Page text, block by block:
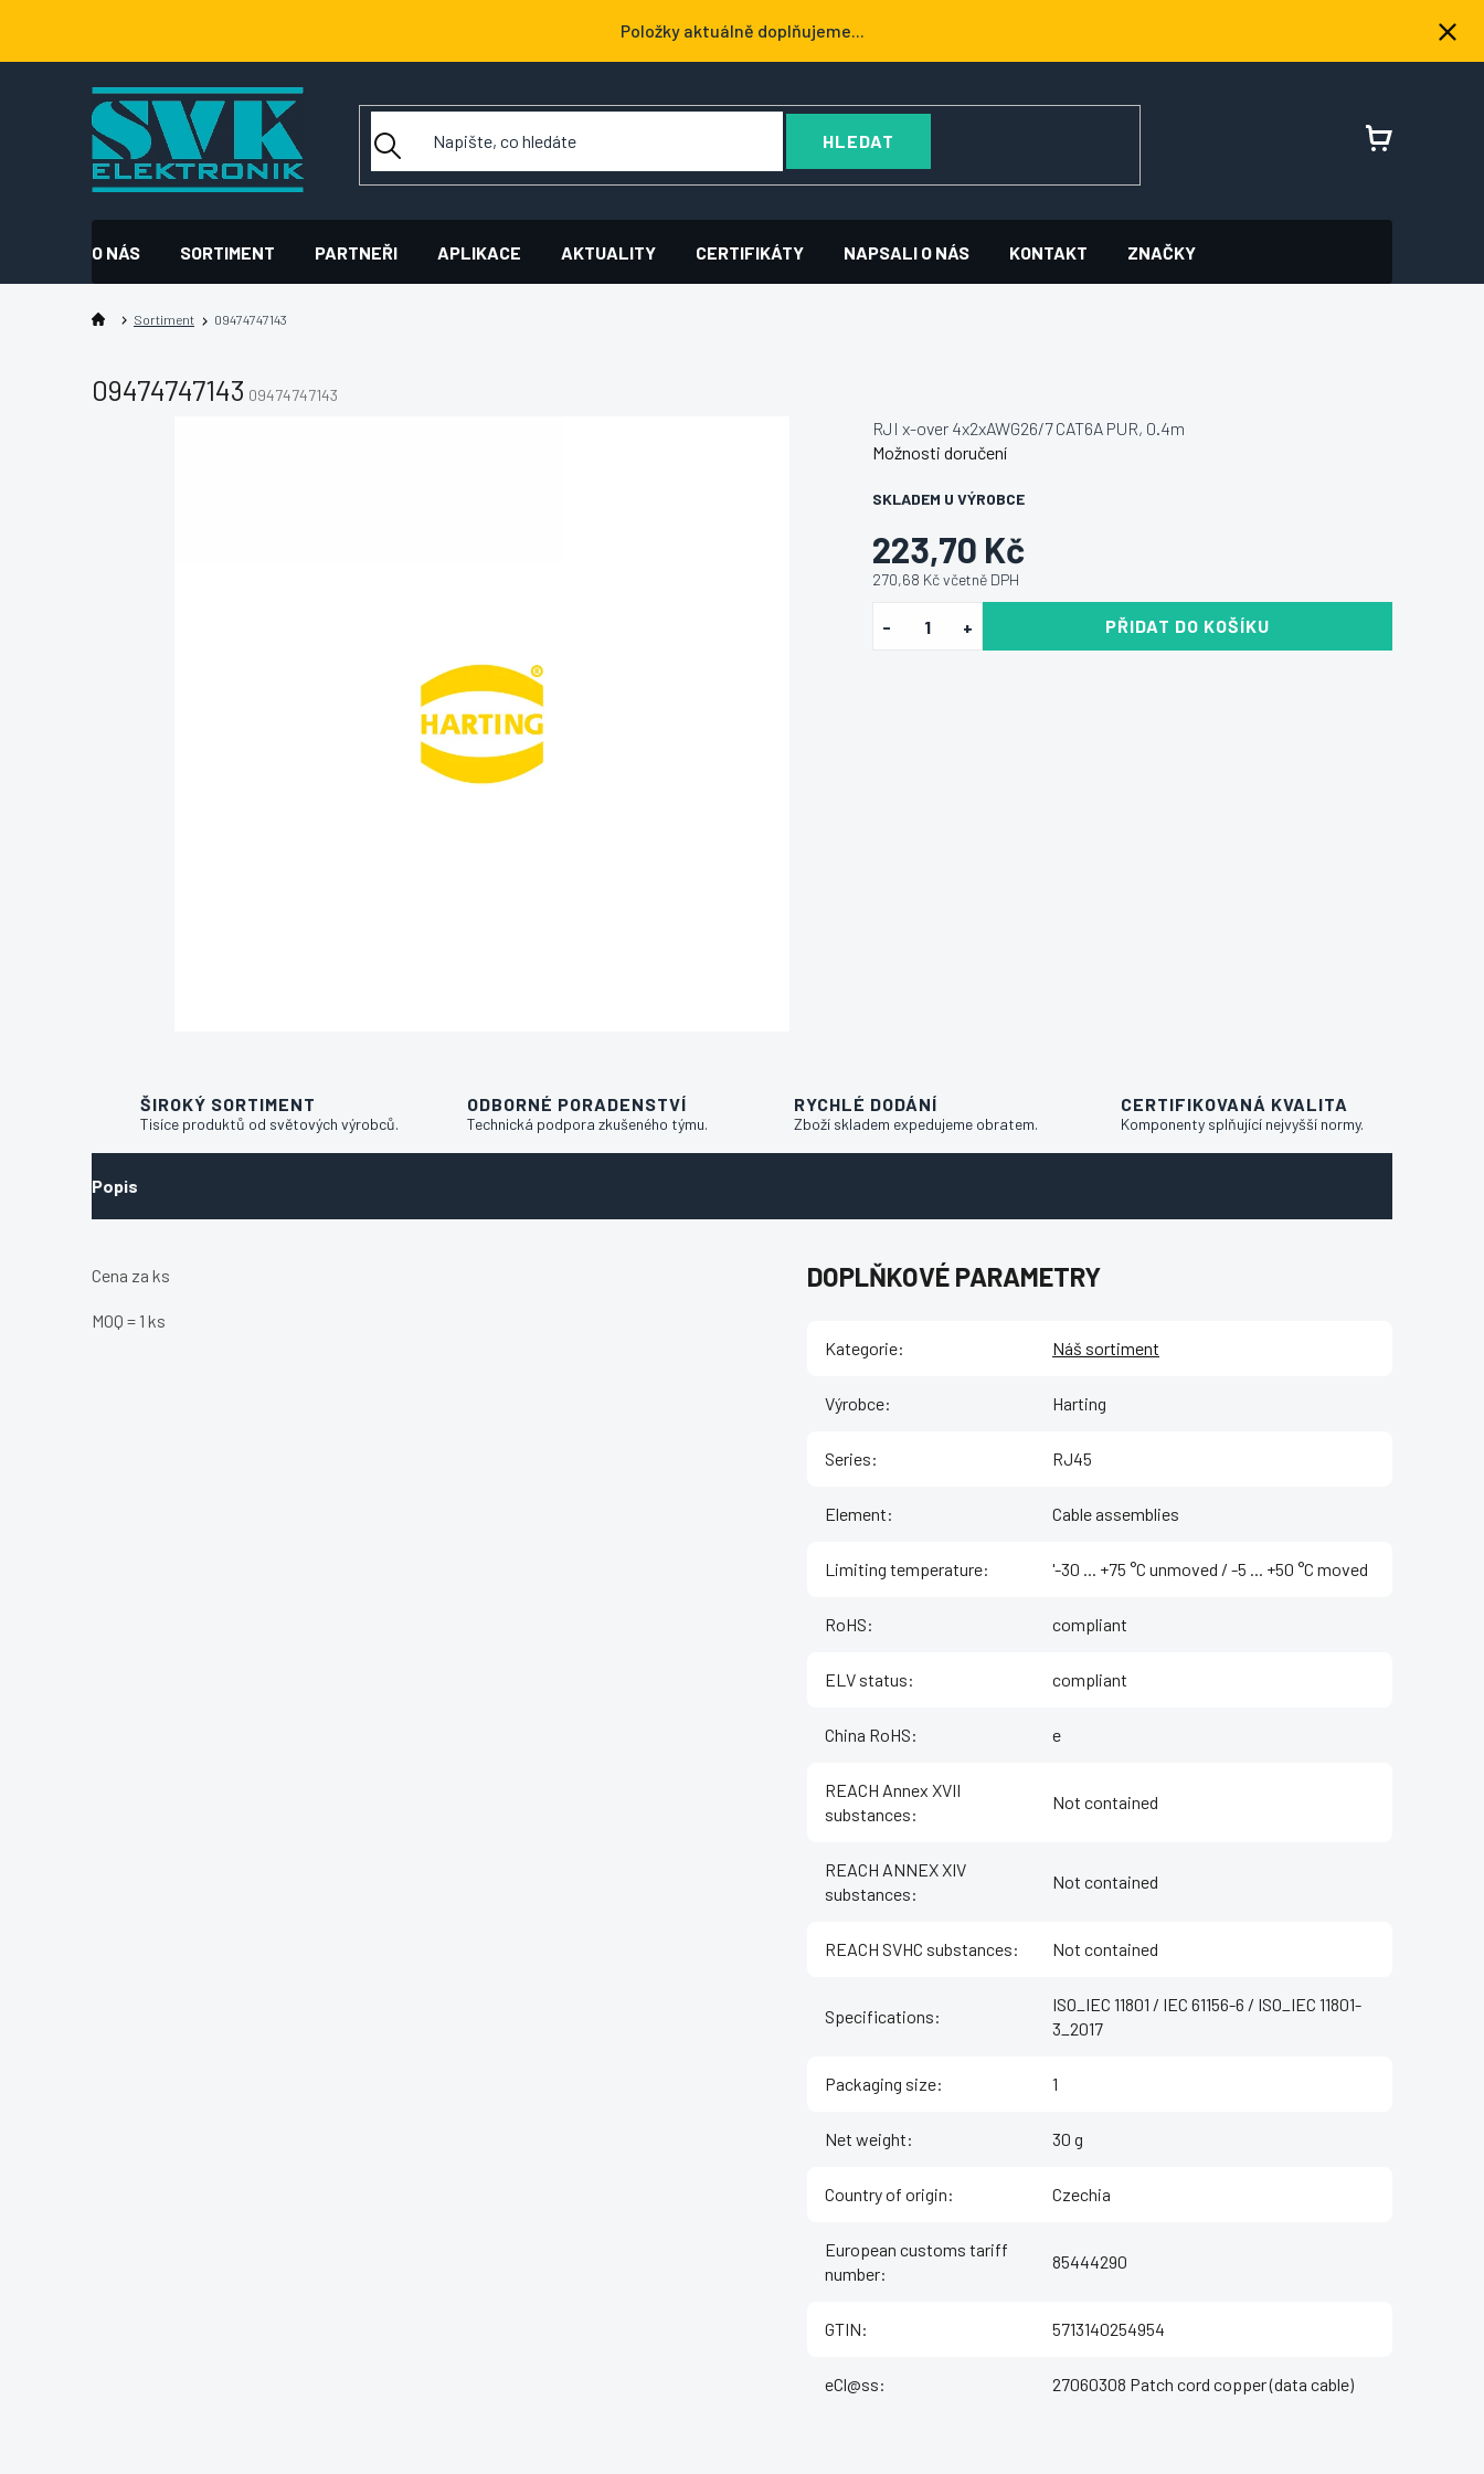
obsah
Položky aktuálně doplňujeme...
HLEDAT
NÁKUPNÍ
O NÁS SORTIMENT PARTNEŘI APLIKACE AKTUALITY CERTIFIKÁTY NAPSALI O NÁS KONTAKT ZNAČKY
Sortiment 09474747143
09474747143 09474747143
223,70 Kč
270,68 Kč včetně DPH
SKLADEM U VÝROBCE
Možnosti doručení
PŘIDAT DO KOŠÍKU
RJI x-over 4x2xAWG26/7 CAT6A PUR, 0.4m
ŠIROKÝ SORTIMENT
Tisíce produktů od světových výrobců.
ODBORNÉ PORADENSTVÍ
Technická podpora zkušeného týmu.
RYCHLÉ DODÁNÍ
Zboží skladem expedujeme obratem.
CERTIFIKOVANÁ KVALITA
Komponenty splňující nejvyšší normy.
Popis
Cena za ks
MOQ = 1 ks
DOPLŇKOVÉ PARAMETRY
Kategorie: Náš sortiment
Výrobce: Harting
Series: RJ45
Element: Cable assemblies
Limiting temperature: '-30 ... +75 °C unmoved / -5 ... +50 °C moved
RoHS: compliant
ELV status: compliant
China RoHS: e
REACH Annex XVII
substances:
Not contained
REACH ANNEX XIV
substances:
Not contained
REACH SVHC substances: Not contained
Specifications:
ISO_IEC 11801 / IEC 61156-6 / ISO_IEC 11801-
3_2017
Packaging size: 1
Net weight: 30 g
Country of origin: Czechia
European customs tariff
number:
85444290
GTIN: 5713140254954
eCl@ss: 27060308 Patch cord copper (data cable)